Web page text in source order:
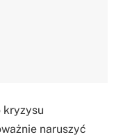
kryzysu
naruszyć